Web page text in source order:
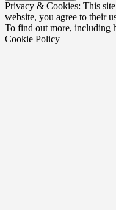
Privacy & Cookies: This
website, you agree to their
To find out more, including
Cookie Policy